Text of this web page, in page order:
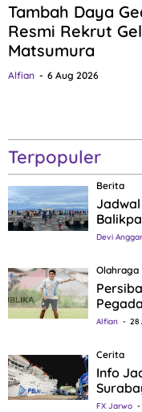
Tambah Daya
Resmi Rekrut
Matsumura
Alfian 6 Aug 2026
Terpopuler
Berita
Devi
Olahraga
Alfian 28
Cerita
Info
FX Jarwo